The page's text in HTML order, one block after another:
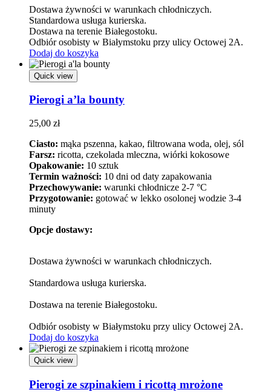
Dostawa żywności w warunkach chłodniczych.
Standardowa usługa kurierska.
Dostawa na terenie Białegostoku.
Odbiór osobisty w Białymstoku przy ulicy Octowej 2A.
Dodaj do koszyka
Quick view
Pierogi a’la bounty
25,00 zł
Ciasto: mąka pszenna, kakao, filtrowana woda, olej, sól
Farsz: ricotta, czekolada mleczna, wiórki kokosowe
Opakowanie: 10 sztuk
Termin ważności: 10 dni od daty zapakowania
Przechowywanie: warunki chłodnicze 2-7 °C
Przygotowanie: gotować w lekko osolonej wodzie 3-4
minuty
Opcje dostawy:
Dostawa żywności w warunkach chłodniczych.
Standardowa usługa kurierska.
Dostawa na terenie Białegostoku.
Odbiór osobisty w Białymstoku przy ulicy Octowej 2A.
Dodaj do koszyka
Quick view
Pierogi ze szpinakiem i ricottą mrożone